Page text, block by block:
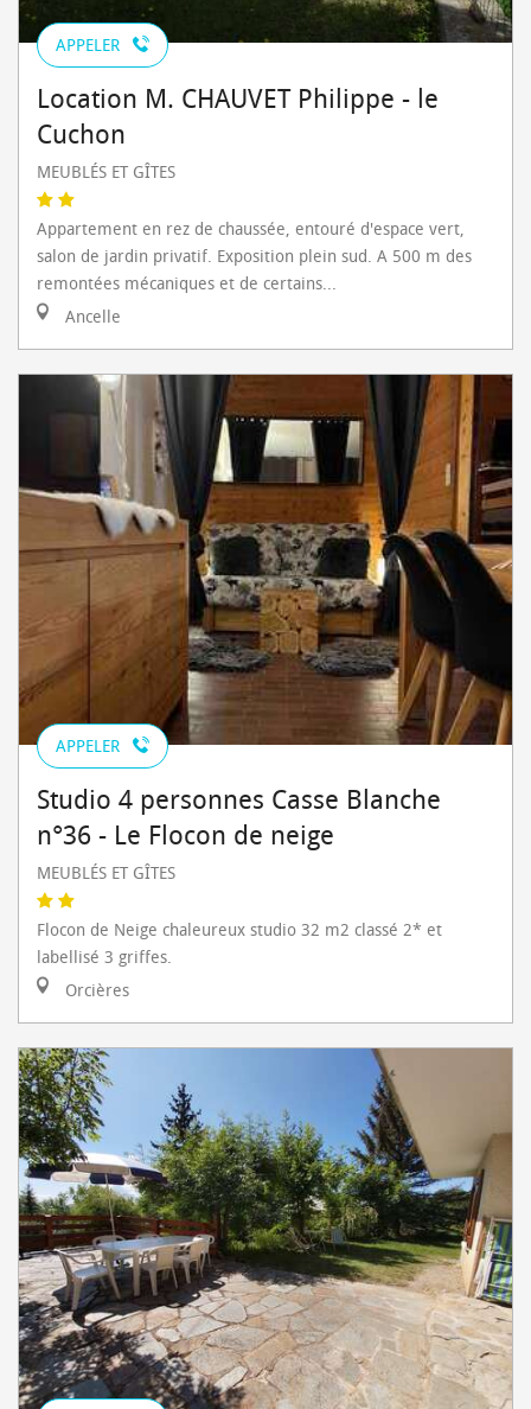
APPELER
Location M. CHAUVET Philippe - le
Cuchon
MEUBLÉS ET GÎTES
Appartement en rez de chaussée, entouré d'espace vert,
salon de jardin privatif. Exposition plein sud. A 500 m des
remontées mécaniques et de certains...
Ancelle
APPELER
Studio 4 personnes Casse Blanche
n°36 - Le Flocon de neige
MEUBLÉS ET GÎTES
Flocon de Neige chaleureux studio 32 m2 classé 2* et
labellisé 3 griffes.
Orcières